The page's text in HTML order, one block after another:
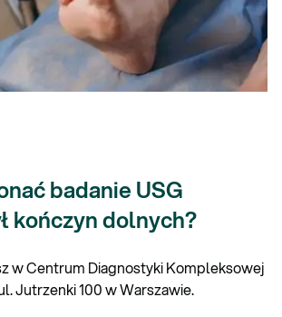
badanie USG
kończyn dolnych?
w Centrum Diagnostyki Kompleksowej
Jutrzenki 100 w Warszawie.